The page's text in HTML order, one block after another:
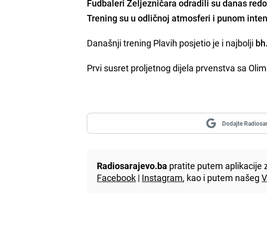
Fudbaleri Željezničara odradili su danas
Trening su uodličnoj atmosferi i punom
Današnji trening Plavih posjetio je i najbolji
Prvi susret proljetnog dijela prvenstva sa
Dodajte
Radiosarajevo.ba pratite putem aplikacije
Facebook | Instagram, kao i putem našeg